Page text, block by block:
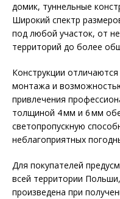
домик, туннельные
Широкий спектр
под любой участок, от
территорий до более
Конструкции
монтажа и
привлечения
толщиной 4 мм и 6 мм
светопропускную
неблагоприятных
Для покупателей
всей территории
произведена при